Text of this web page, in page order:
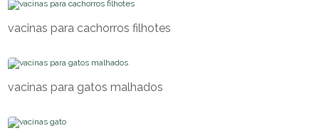
vacinas para cachorros filhotes
vacinas para gatos malhados